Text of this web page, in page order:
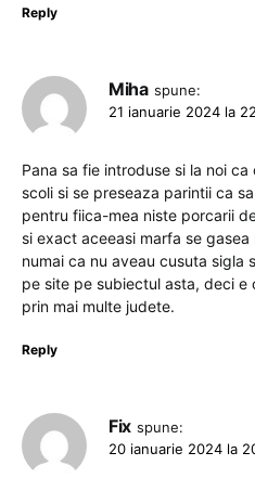
Reply
Miha spune:
21 ianuarie 2024 la
Pana sa fie introduse si la noi
scoli si se preseaza parintii ca
pentru fiica-mea niste porcarii
si exact aceeasi marfa se
numai ca nu aveau cusuta sigla
pe site pe subiectul asta, deci e
prin mai multe judete.
Reply
Fix spune:
20 ianuarie 2024 la